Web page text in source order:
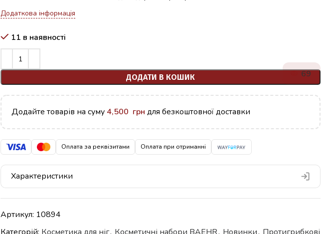
Додаткова інформація
11 в наявності
ДОДАТИ В КОШИК 69
Додайте товарів на суму 4,500 грн для безкоштовної доставки
Оплата за реквізитами Оплата при отриманні
Характеристики
Артикул: 10894